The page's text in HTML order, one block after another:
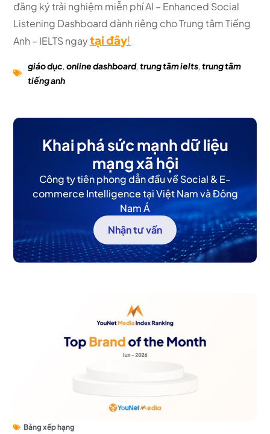
đăng ký trải nghiệm miễn phí AI – Enhanced Social
Listening Dashboard dành riêng cho Trung tâm Tiếng
Anh – IELTS ngaytại đây!
giáo dục,online dashboard,trung tâm ielts,trung tâm
tiếng anh
Khai phá sức mạnh dữ liệu
mạng xã hội
Công ty tiên phong dẫn đầu về Social & E-
commerce Intelligence tại Việt Nam và Đông
Nam Á
Nhận tư vấn
Bảng xếp hạng